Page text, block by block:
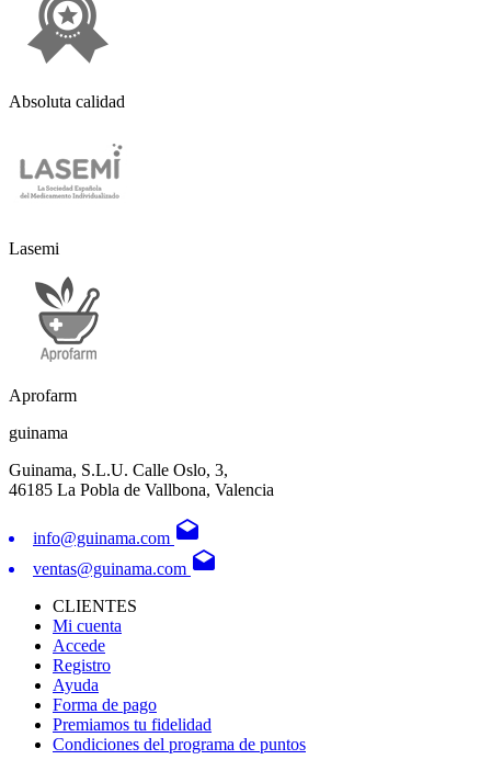
Absoluta calidad
Lasemi
Aprofarm
guinama
Guinama, S.L.U. Calle Oslo, 3,
46185 La Pobla de Vallbona, Valencia
info@guinama.com drafts
ventas@guinama.com drafts
CLIENTES
Mi cuenta
Accede
Registro
Ayuda
Forma de pago
Premiamos tu fidelidad
Condiciones del programa de puntos